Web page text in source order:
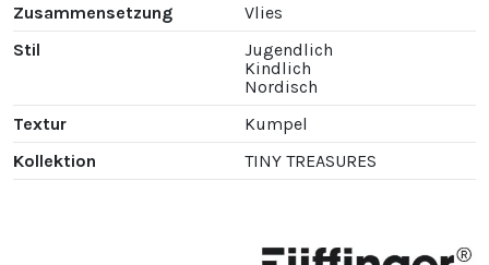
Zusammensetzung
Vlies
Stil
Jugendlich
Kindlich
Nordisch
Textur
Kumpel
Kollektion
TINY TREASURES